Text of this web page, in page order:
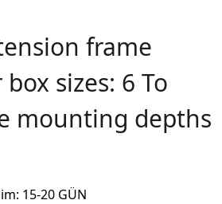
frame
sizes: 6 To
mounting depths
15-20 GÜN